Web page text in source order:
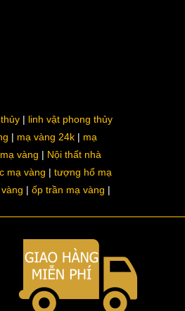
linh vật phong thủy
mạ vàng 24k
mạ
vàng
Nội thất nhà
mạ vàng
tượng hổ mạ
ốp trần mạ vàng